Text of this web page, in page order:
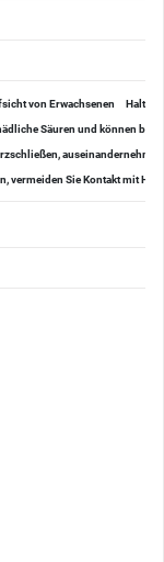
von Erwachsenen Halten
Säuren und können bei
auseinandernehmen
vermeiden Sie Kontakt mit